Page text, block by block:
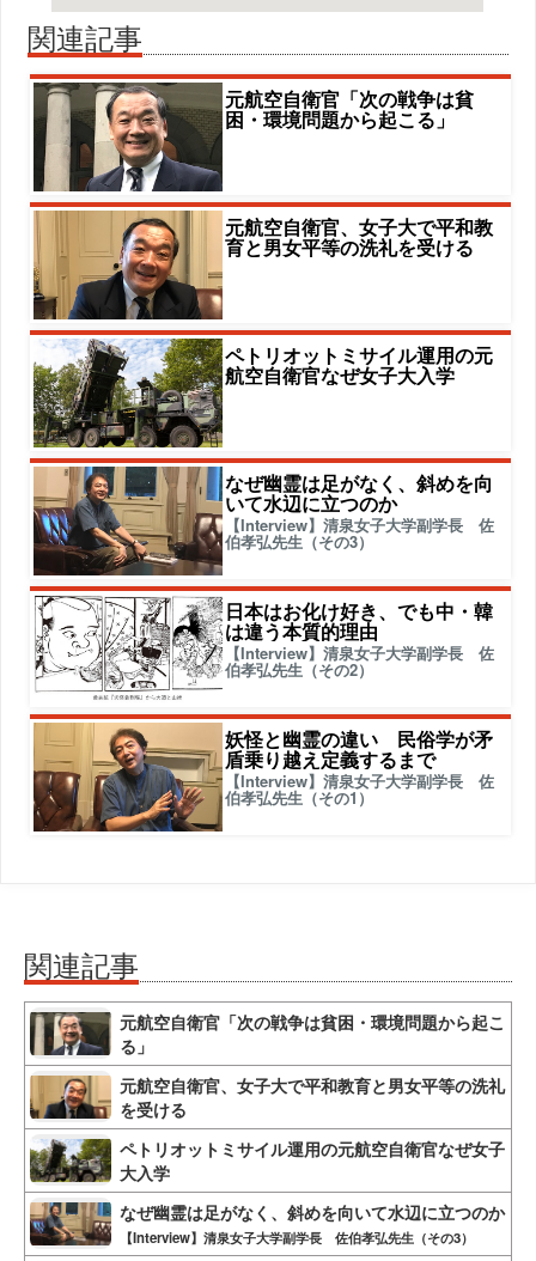
関連記事
元航空自衛官「次の戦争は貧
困・環境問題から起こる」
元航空自衛官、女子大で平和教
育と男女平等の洗礼を受ける
ペトリオットミサイル運用の元
航空自衛官なぜ女子大入学
なぜ幽霊は足がなく、斜めを向
いて水辺に立つのか
【Interview】清泉女子大学副学長 佐
伯孝弘先生（その3）
日本はお化け好き、でも中・韓
は違う本質的理由
【Interview】清泉女子大学副学長 佐
伯孝弘先生（その2）
妖怪と幽霊の違い 民俗学が矛
盾乗り越え定義するまで
【Interview】清泉女子大学副学長 佐
伯孝弘先生（その1）
関連記事
元航空自衛官「次の戦争は貧困・環境問題から起こ
る」
元航空自衛官、女子大で平和教育と男女平等の洗礼
を受ける
ペトリオットミサイル運用の元航空自衛官なぜ女子
大入学
なぜ幽霊は足がなく、斜めを向いて水辺に立つのか
【Interview】清泉女子大学副学長 佐伯孝弘先生（その3）